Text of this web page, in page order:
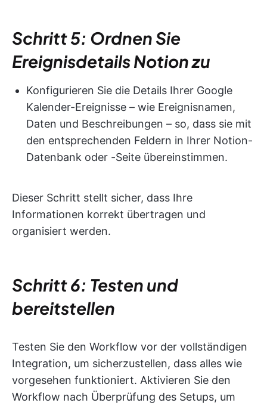
Schritt 5: Ordnen Sie
Ereignisdetails Notion zu
Konfigurieren Sie die Details Ihrer Google
Kalender-Ereignisse – wie Ereignisnamen,
Daten und Beschreibungen – so, dass sie mit
den entsprechenden Feldern in Ihrer Notion-
Datenbank oder -Seite übereinstimmen.
Dieser Schritt stellt sicher, dass Ihre
Informationen korrekt übertragen und
organisiert werden.
Schritt 6: Testen und
bereitstellen
Testen Sie den Workflow vor der vollständigen
Integration, um sicherzustellen, dass alles wie
vorgesehen funktioniert. Aktivieren Sie den
Workflow nach Überprüfung des Setups, um